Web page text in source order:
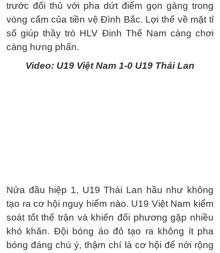
trước đối thủ với pha dứt điểm gọn gàng trong
vòng cấm của tiền vệ Đình Bắc. Lợi thế về mặt tỉ
số giúp thầy trò HLV Đinh Thế Nam càng chơi
càng hưng phấn.
Video: U19 Việt Nam 1-0 U19 Thái Lan
Nửa đầu hiệp 1, U19 Thái Lan hầu như không
tạo ra cơ hội nguy hiểm nào. U19 Việt Nam kiểm
soát tốt thế trận và khiến đối phương gặp nhiều
khó khăn. Đội bóng áo đỏ tạo ra không ít pha
bóng đáng chú ý, thậm chí là cơ hội để nới rộng